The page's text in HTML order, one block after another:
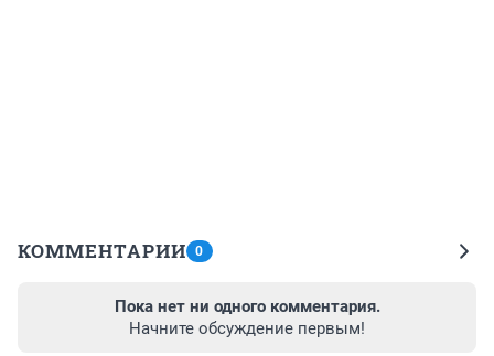
КОММЕНТАРИИ 0
Пока нет ни одного комментария.
Начните обсуждение первым!